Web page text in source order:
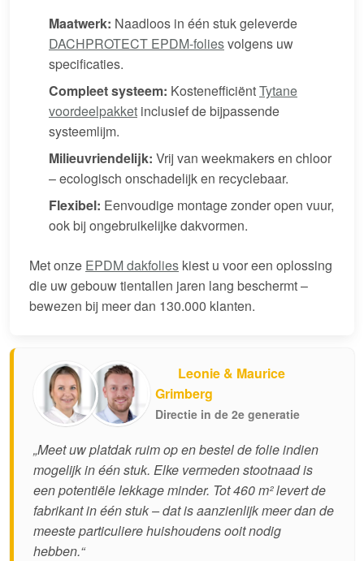
Maatwerk: Naadloos in één stuk geleverde
DACHPROTECT EPDM-foliesvolgens uw
specificaties.
Compleet systeem: KostenefficiëntTytane
voordeelpakket inclusief de bijpassende
systeemlijm.
Milieuvriendelijk: Vrij van weekmakers en chloor
– ecologisch onschadelijk en recyclebaar.
Flexibel: Eenvoudige montage zonder open vuur,
ook bij ongebruikelijke dakvormen.
Met onze EPDM dakfolies kiest u voor een oplossing
die uw gebouw tientallen jaren lang beschermt –
bewezen bij meer dan 130.000 klanten.
Leonie & Maurice
Grimberg
Directie in de 2e generatie
„Meet uw platdak ruim op en bestel de folie indien
mogelijk in één stuk. Elke vermeden stootnaad is
een potentiële lekkage minder. Tot 460 m² levert de
fabrikant in één stuk – dat is aanzienlijk meer dan de
meeste particuliere huishoudens ooit nodig
hebben.“